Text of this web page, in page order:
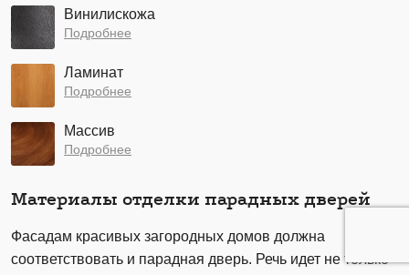
Винилискожа
Подробнее
Ламинат
Подробнее
Массив
Подробнее
Материалы отделки парадных дверей
Фасадам красивых загородных домов должна
соответствовать и парадная дверь. Речь идет не только